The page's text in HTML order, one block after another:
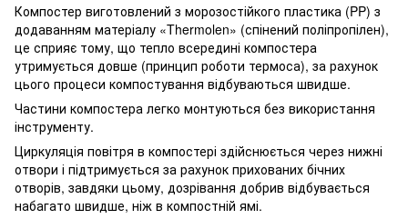
Компостер виготовлений з морозостійкого пластика (PP) з
додаванням матеріалу «Thermolen» (спінений поліпропілен),
це сприяє тому, що тепло всередині компостера
утримується довше (принцип роботи термоса), за рахунок
цього процеси компостування відбуваються швидше.
Частини компостера легко монтуються без використання
інструменту.
Циркуляція повітря в компостері здійснюється через нижні
отвори і підтримується за рахунок прихованих бічних
отворів, завдяки цьому, дозрівання добрив відбувається
набагато швидше, ніж в компостній ямі.